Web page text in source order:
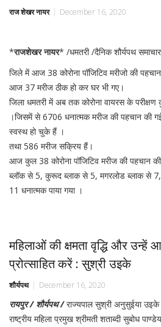
राज शेखर नायर December 16, 2020
*राजशेखर नायर* /धमतरी /दैनिक शौर्यपथ समाचार
जिले में आज 38 कोरोना पॉजिटिव मरीजो की
आज 37 मरीज ठीक हो कर घर भी गए।
जिला धमतरी में अब तक कोरोना वायरस के
।जिसमें से 6706 धनात्मक मरीज की पहचान
स्वस्थ हो चुके हैं ।
तथा 586 मरीज सक्रिय हैं।
आज कुल 38 कोरोना पॉजिटिव मरीज की पहचान
ब्लॉक से 5, कुरूद ब्लाक से 5, मगरलोड ब्लाक से 7,
11 धनात्मक पाया गया ।
महिलाओं की क्षमता वृद्धि और उन्हें
प्रोत्साहित करें : सुश्री उइके
शौर्यपथ December 16, 2020
रायपुर / शौर्यपथ / राज्यपाल सुश्री अनुसुईया
राष्ट्रीय महिला प्रमुख श्रीमती शताब्दी सुबोध